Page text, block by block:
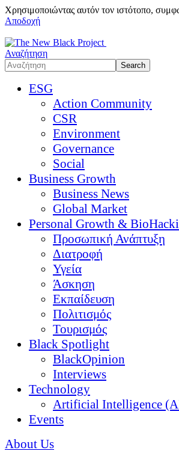
Χρησιμοποιώντας αυτόν τον ιστότοπο,
Αποδοχή
Αναζήτηση
ESG
Action Community
CSR
Environment
Governance
Social
Business Growth
Business News
Global Market
Personal Growth &
Προσωπική Ανάπτυξη
Διατροφή
Υγεία
Άσκηση
Εκπαίδευση
Πολιτισμός
Τουρισμός
Black Spotlight
BlackOpinion
Interviews
Technology
Artificial Intelligence
Events
About Us